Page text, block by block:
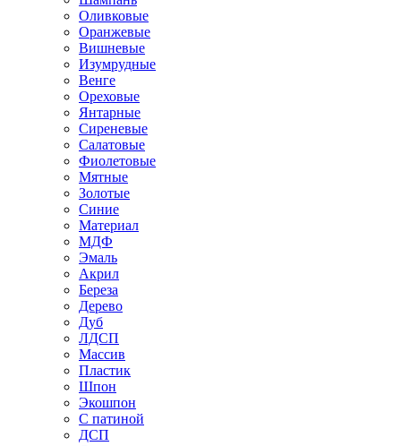
Оливковые
Оранжевые
Вишневые
Изумрудные
Венге
Ореховые
Янтарные
Сиреневые
Салатовые
Фиолетовые
Мятные
Золотые
Синие
Материал
МДФ
Эмаль
Акрил
Береза
Дерево
Дуб
ЛДСП
Массив
Пластик
Шпон
Экошпон
С патиной
ДСП